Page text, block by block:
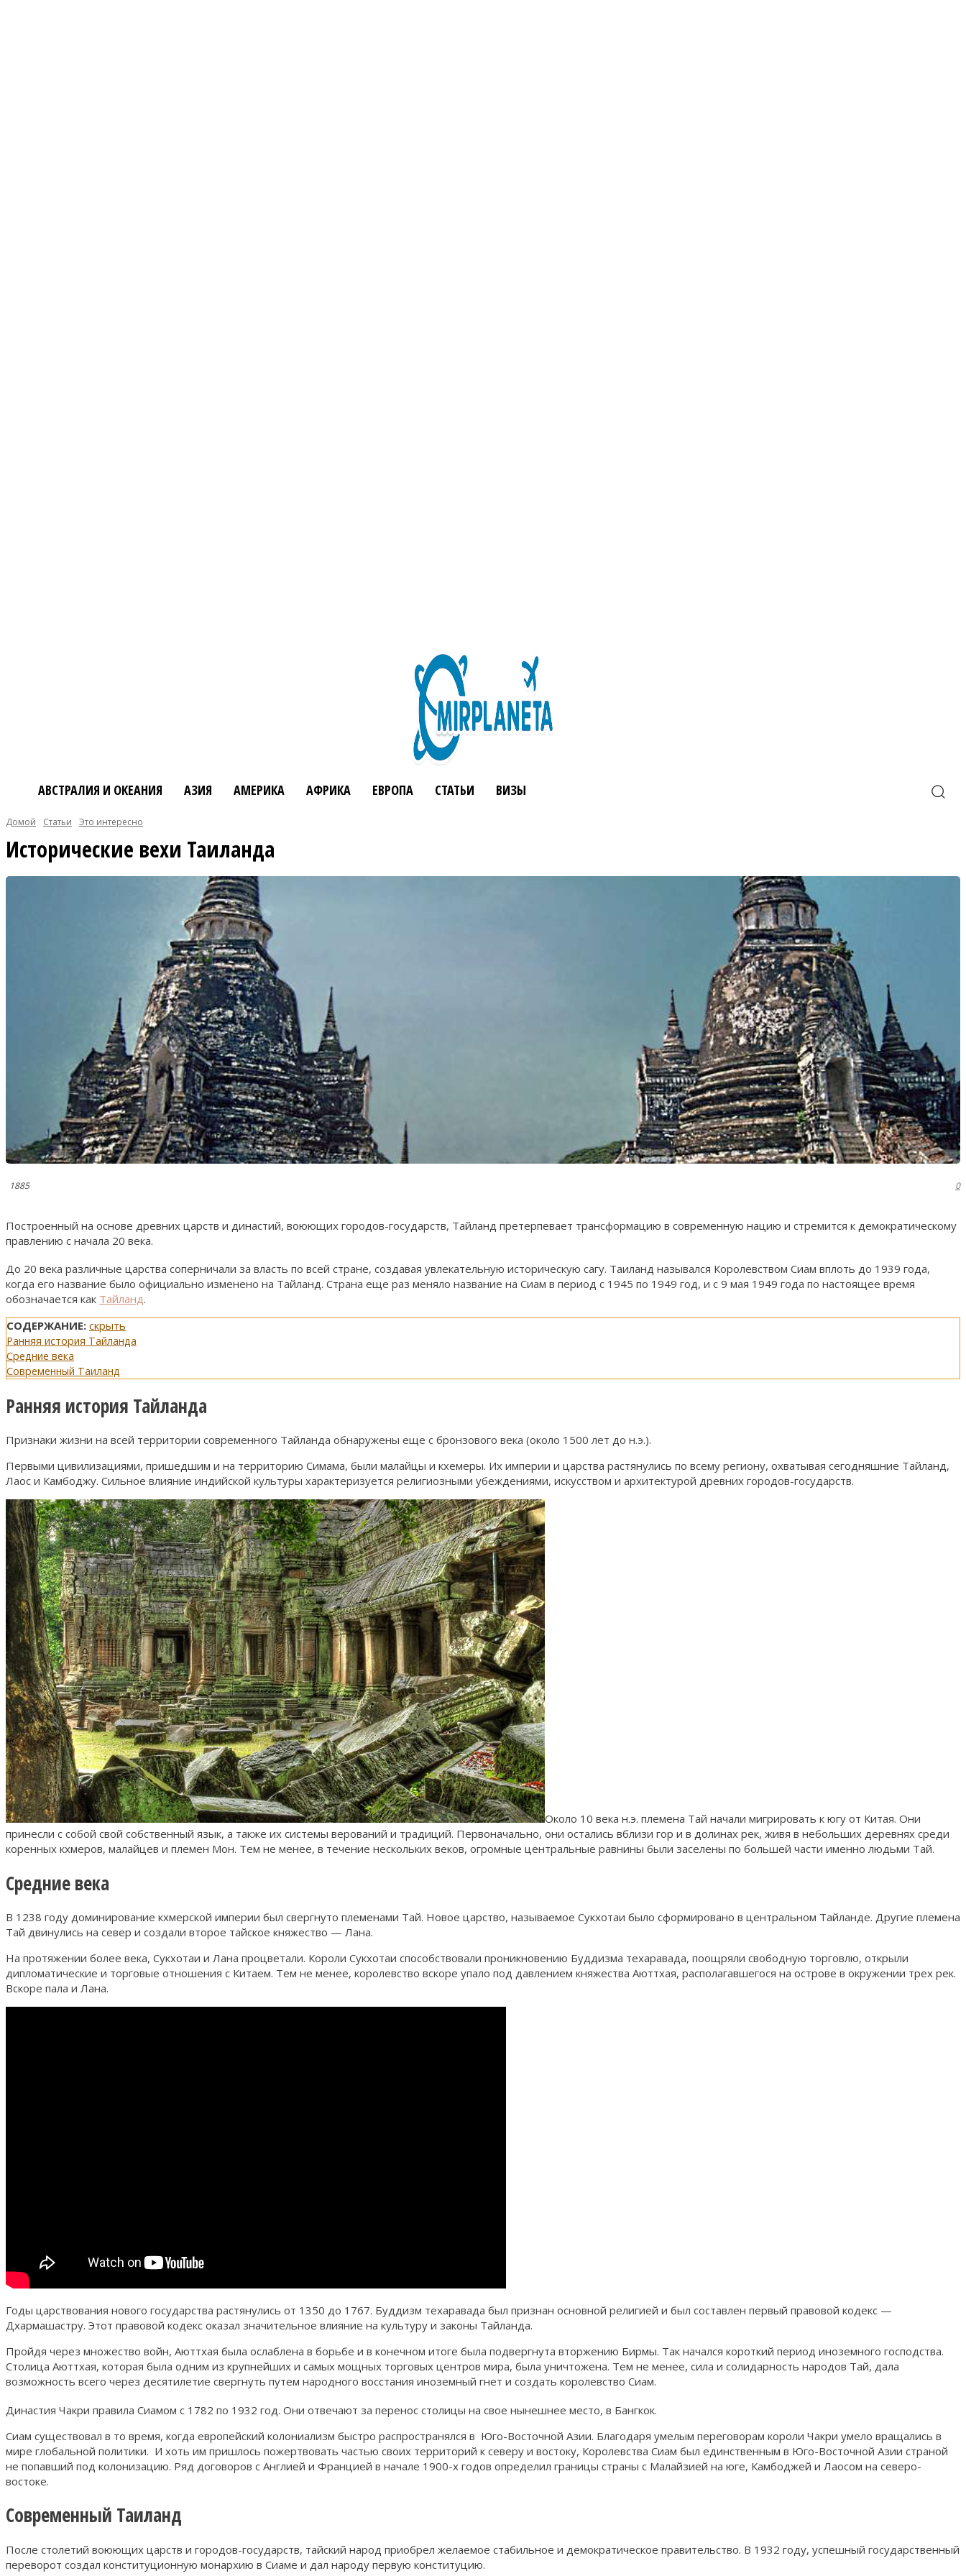
АВСТРАЛИЯ И ОКЕАНИЯ АЗИЯ АМЕРИКА АФРИКА ЕВРОПА СТАТЬИ ВИЗЫ
Домой Статьи Это интересно
Исторические вехи Таиланда
1885 0
Построенный на основе древних царств и династий, воюющих городов-государств, Тайланд претерпевает трансформацию в современную нацию и стремится к демократическому
правлению с начала 20 века.
До 20 века различные царства соперничали за власть по всей стране, создавая увлекательную историческую сагу. Таиланд назывался Королевством Сиам вплоть до 1939 года,
когда его название было официально изменено на Тайланд. Страна еще раз меняло название на Сиам в период с 1945 по 1949 год, и с 9 мая 1949 года по настоящее время
обозначается как Тайланд.
СОДЕРЖАНИЕ: скрыть
Ранняя история Тайланда
Средние века
Современный Таиланд
Ранняя история Тайланда
Признаки жизни на всей территории современного Тайланда обнаружены еще с бронзового века (около 1500 лет до н.э.).
Первыми цивилизациями, пришедшим и на территорию Симама, были малайцы и кхемеры. Их империи и царства растянулись по всему региону, охватывая сегодняшние Тайланд,
Лаос и Камбоджу. Сильное влияние индийской культуры характеризуется религиозными убеждениями, искусством и архитектурой древних городов-государств.
Около 10 века н.э. племена Тай начали мигрировать к югу от Китая. Они
принесли с собой свой собственный язык, а также их системы верований и традиций. Первоначально, они остались вблизи гор и в долинах рек, живя в небольших деревнях среди
коренных кхмеров, малайцев и племен Мон. Тем не менее, в течение нескольких веков, огромные центральные равнины были заселены по большей части именно людьми Тай.
Средние века
В 1238 году доминирование кхмерской империи был свергнуто племенами Тай. Новое царство, называемое Сукхотаи было сформировано в центральном Тайланде. Другие племена
Тай двинулись на север и создали второе тайское княжество — Лана.
На протяжении более века, Сукхотаи и Лана процветали. Короли Сукхотаи способствовали проникновению Буддизма техаравада, поощряли свободную торговлю, открыли
дипломатические и торговые отношения с Китаем. Тем не менее, королевство вскоре упало под давлением княжества Аюттхая, располагавшегося на острове в окружении трех рек.
Вскоре пала и Лана.
Годы царствования нового государства растянулись от 1350 до 1767. Буддизм техаравада был признан основной религией и был составлен первый правовой кодекс —
Дхармашастру. Этот правовой кодекс оказал значительное влияние на культуру и законы Тайланда.
Пройдя через множество войн, Аюттхая была ослаблена в борьбе и в конечном итоге была подвергнута вторжению Бирмы. Так начался короткий период иноземного господства.
Столица Аюттхая, которая была одним из крупнейших и самых мощных торговых центров мира, была уничтожена. Тем не менее, сила и солидарность народов Тай, дала
возможность всего через десятилетие свергнуть путем народного восстания иноземный гнет и создать королевство Сиам.
Династия Чакри правила Сиамом с 1782 по 1932 год. Они отвечают за перенос столицы на свое нынешнее место, в Бангкок.
Сиам существовал в то время, когда европейский колониализм быстро распространялся в Юго-Восточной Азии. Благодаря умелым переговорам короли Чакри умело вращались в
мире глобальной политики. И хоть им пришлось пожертвовать частью своих территорий к северу и востоку, Королевства Сиам был единственным в Юго-Восточной Азии страной
не попавший под колонизацию. Ряд договоров с Англией и Францией в начале 1900-х годов определил границы страны с Малайзией на юге, Камбоджей и Лаосом на северо-
востоке.
Современный Таиланд
После столетий воюющих царств и городов-государств, тайский народ приобрел желаемое стабильное и демократическое правительство. В 1932 году, успешный государственный
переворот создал конституционную монархию в Сиаме и дал народу первую конституцию.